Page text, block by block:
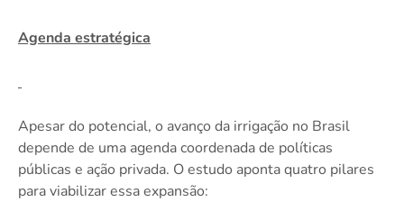
Agenda estratégica
Apesar do potencial, o avanço da irrigação no Brasil
depende de uma agenda coordenada de políticas
públicas e ação privada. O estudo aponta quatro pilares
para viabilizar essa expansão: